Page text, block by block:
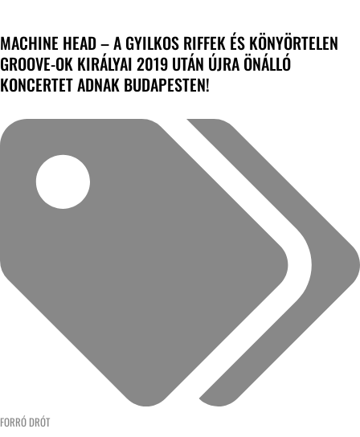
MACHINE HEAD – A GYILKOS RIFFEK ÉS KÖNYÖRTELEN
GROOVE-OK KIRÁLYAI 2019 UTÁN ÚJRA ÖNÁLLÓ
KONCERTET ADNAK BUDAPESTEN!
FORRÓ DRÓT